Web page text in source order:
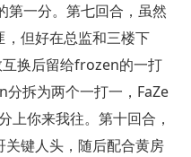
第一分。第七回合，虽然
但好在总监和三楼下
换后留给frozen的一打
拆为两个一打一，FaZe
上你来我往。第十回合，
键人头，随后配合黄房